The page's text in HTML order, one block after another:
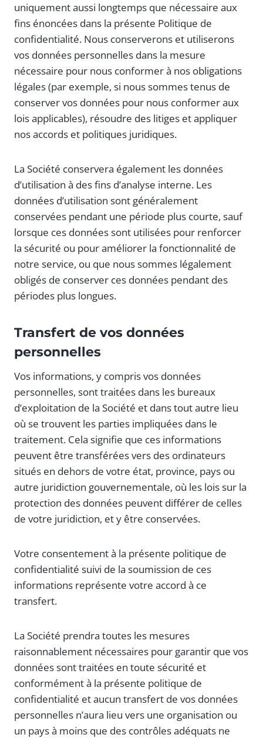
uniquement aussi longtemps que nécessaire aux
fins énoncées dans la présente Politique de
confidentialité. Nous conserverons et utiliserons
vos données personnelles dans la mesure
nécessaire pour nous conformer à nos obligations
légales (par exemple, si nous sommes tenus de
conserver vos données pour nous conformer aux
lois applicables), résoudre des litiges et appliquer
nos accords et politiques juridiques.
La Société conservera également les données
d’utilisation à des fins d’analyse interne. Les
données d’utilisation sont généralement
conservées pendant une période plus courte, sauf
lorsque ces données sont utilisées pour renforcer
la sécurité ou pour améliorer la fonctionnalité de
notre service, ou que nous sommes légalement
obligés de conserver ces données pendant des
périodes plus longues.
Transfert de vos données
personnelles
Vos informations, y compris vos données
personnelles, sont traitées dans les bureaux
d’exploitation de la Société et dans tout autre lieu
où se trouvent les parties impliquées dans le
traitement. Cela signifie que ces informations
peuvent être transférées vers des ordinateurs
situés en dehors de votre état, province, pays ou
autre juridiction gouvernementale, où les lois sur la
protection des données peuvent différer de celles
de votre juridiction, et y être conservées.
Votre consentement à la présente politique de
confidentialité suivi de la soumission de ces
informations représente votre accord à ce
transfert.
La Société prendra toutes les mesures
raisonnablement nécessaires pour garantir que vos
données sont traitées en toute sécurité et
conformément à la présente politique de
confidentialité et aucun transfert de vos données
personnelles n’aura lieu vers une organisation ou
un pays à moins que des contrôles adéquats ne